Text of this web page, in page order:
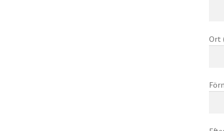
Ort